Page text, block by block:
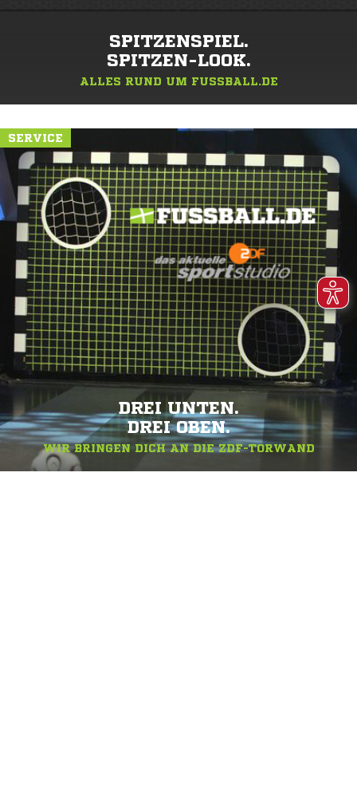
SPITZENSPIEL.
SPITZEN-LOOK.
ALLES RUND UM FUSSBALL.DE
SERVICE
DREI UNTEN.
DREI OBEN.
WIR BRINGEN DICH AN DIE ZDF-TORWAND